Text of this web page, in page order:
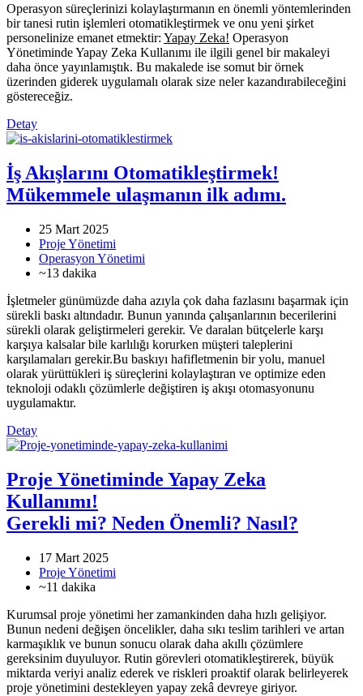
Operasyon süreçlerinizi kolaylaştırmanın en önemli yöntemlerinden
bir tanesi rutin işlemleri otomatikleştirmek ve onu yeni şirket
personelinize emanet etmektir: Yapay Zeka! Operasyon
Yönetiminde Yapay Zeka Kullanımı ile ilgili genel bir makaleyi
daha önce yayınlamıştık. Bu makalede ise somut bir örnek
üzerinden giderek uygulamalı olarak size neler kazandırabileceğini
göstereceğiz.
Detay
İş Akışlarını Otomatikleştirmek!
Mükemmele ulaşmanın ilk adımı.
25 Mart 2025
Proje Yönetimi
Operasyon Yönetimi
~13 dakika
İşletmeler günümüzde daha azıyla çok daha fazlasını başarmak için
sürekli baskı altındadır. Bunun yanında çalışanlarının becerilerini
sürekli olarak geliştirmeleri gerekir. Ve daralan bütçelerle karşı
karşıya kalsalar bile karlılığı korurken müşteri taleplerini
karşılamaları gerekir.Bu baskıyı hafifletmenin bir yolu, manuel
olarak yürüttükleri iş süreçlerini kolaylaştıran ve optimize eden
teknoloji odaklı çözümlerle değiştiren iş akışı otomasyonunu
uygulamaktır.
Detay
Proje Yönetiminde Yapay Zeka
Kullanımı!
Gerekli mi? Neden Önemli? Nasıl?
17 Mart 2025
Proje Yönetimi
~11 dakika
Kurumsal proje yönetimi her zamankinden daha hızlı gelişiyor.
Bunun nedeni değişen öncelikler, daha sıkı teslim tarihleri ve artan
karmaşıklık ve bunun sonucu olarak daha akıllı çözümlere
gereksinim duyuluyor. Rutin görevleri otomatikleştirerek, büyük
miktarda veriyi analiz ederek ve riskleri proaktif olarak belirleyerek
proje yönetimini destekleyen yapay zekâ devreye giriyor.